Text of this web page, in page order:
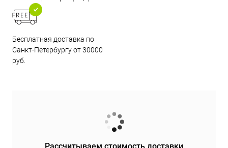
Бесплатная доставка по
Санкт-Петербургу от 30000
руб.
Рассчитываем стоимость доставки